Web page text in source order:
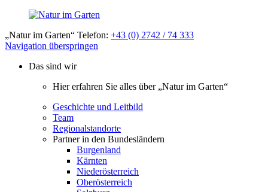
„Natur im Garten“ Telefon: +43 (0) 2742 / 74 333
Navigation überspringen
Das sind wir
Hier erfahren Sie alles über „Natur im Garten“
Geschichte und Leitbild
Team
Regionalstandorte
Partner in den Bundesländern
Burgenland
Kärnten
Niederösterreich
Oberösterreich